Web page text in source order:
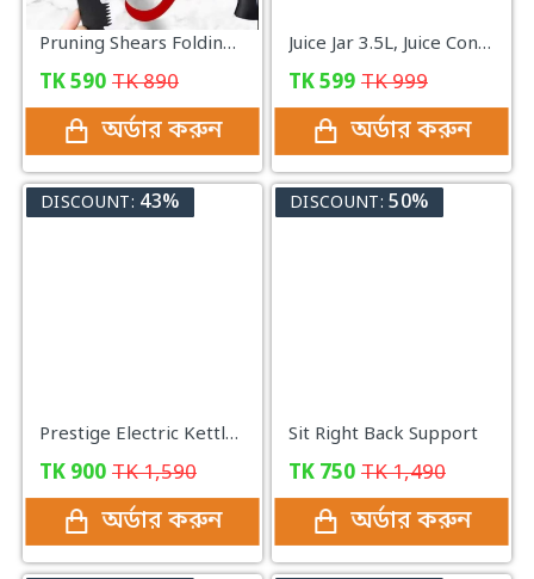
Pruning Shears Folding Woodsawing Tools for Multi-purpose Pruning Gardening Scissors Hand Pruner
TK590 TK890
অর্ডার করুন
Juice Jar 3.5L, Juice Container Dispenser with Tap
TK599 TK999
অর্ডার করুন
DISCOUNT: 43%
Prestige Electric Kettle -2 Liter
TK 900 TK1,590
অর্ডার করুন
DISCOUNT: 50%
Sit Right Back Support
TK 750 TK1,490
অর্ডার করুন